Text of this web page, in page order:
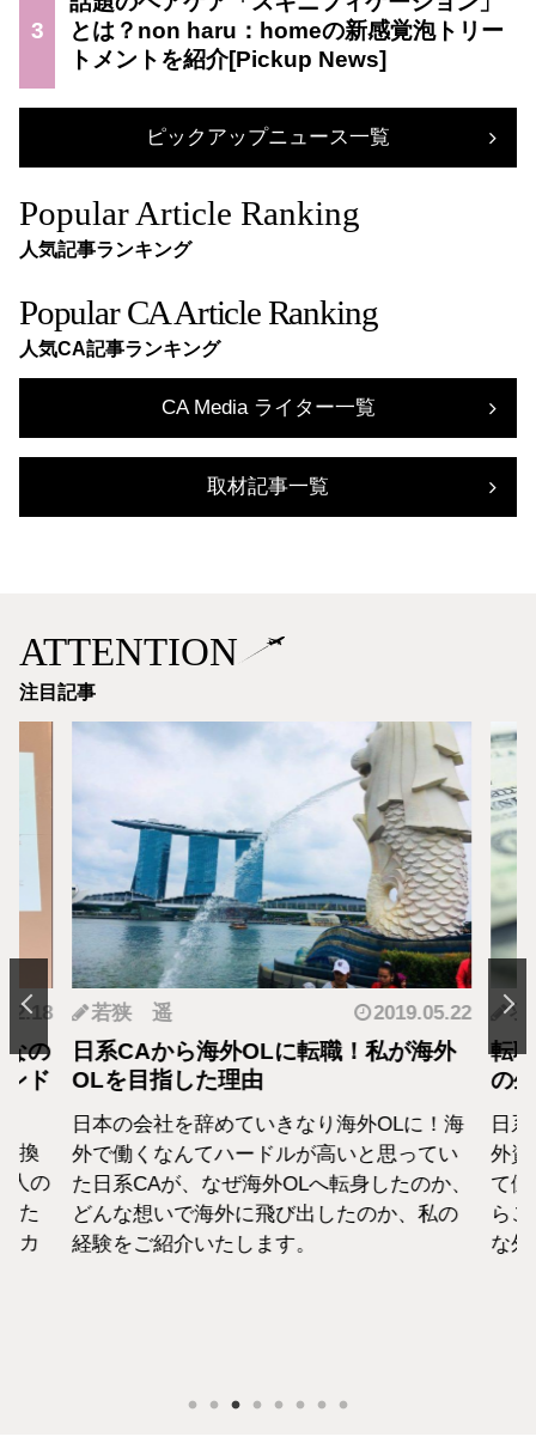
3
とは？non haru：homeの新感覚泡トリー
トメントを紹介
ピックアップニュース一覧
Popular Article Ranking
人気記事ランキング
Popular CA Article Ranking
人気CA記事ランキング
CA Media ライター一覧
取材記事一覧
ATTENTION
注目記事
の
ド
換
人の
た
カ
若狭 遥 2019.05.22
日系CAから海外OLに転職！私が海外
OLを目指した理由
日本の会社を辞めていきなり海外OLに！海
外で働くなんてハードルが高いと思ってい
た日系CAが、なぜ海外OLへ転身したのか、
どんな想いで海外に飛び出したのか、私の
経験をご紹介いたします。
羽
転
の
日
外資
て
ら
な